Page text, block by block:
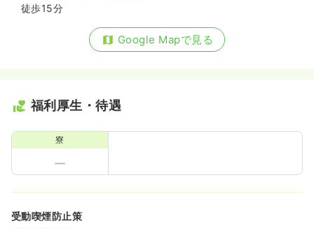
徒歩15分
Google Mapで見る
福利厚生・待遇
寮
受動喫煙防止策